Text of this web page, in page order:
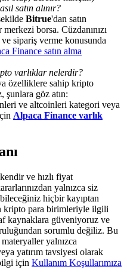
25000 USDT prize pool!
USDT
satın alınır?
Bitrue'dan satın
borsa. Cüzdanınızı
sipariş verme konusunda
Finance satın alma
varlıklar nelerdir?
özelliklere sahip kripto
şunlara göz atın:
ve altcoinleri kategori veya
Alpaca Finance varlık
ve hızlı fiyat
yalnızca siz
hiçbir kayıptan
kripto para birimleriyle ilgili
kaynaklara güveniyoruz ve
sorumlu değiliz. Bu
yalnızca
yatırım tavsiyesi olarak
için Kullanım Koşullarımıza